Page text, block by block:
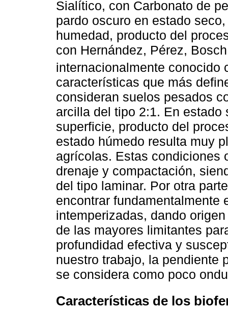
Sialítico, con Carbonato de
pardo oscuro en estado
humedad, producto del
con Hernández, Pérez,
internacionalmente conocido
características que más
consideran suelos pesados
arcilla del tipo 2:1. En
superficie, producto del
estado húmedo resulta muy
agrícolas. Estas condiciones
drenaje y compactación,
del tipo laminar. Por otra
encontrar fundamentalmente
intemperizadas, dando
de las mayores limitantes
profundidad efectiva y
nuestro trabajo, la pendiente
se considera como poco
Características de los